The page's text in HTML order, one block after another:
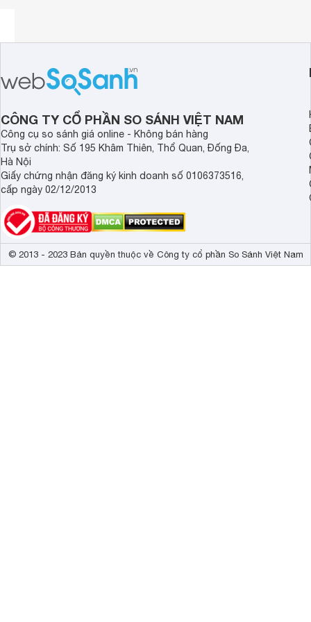
CÔNG TY CỔ PHẦN SO SÁNH VIỆT NAM
Công cụ so sánh giá online - Không bán hàng
Trụ sở chính: Số 195 Khâm Thiên, Thổ Quan, Đống Đa,
Hà Nội
Giấy chứng nhận đăng ký kinh doanh số 0106373516,
cấp ngày 02/12/2013
© 2013 - 2023 Bản quyền thuộc về Công ty cổ phần So Sánh Việt Nam